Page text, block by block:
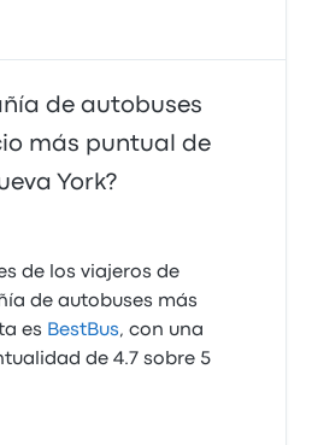
de autobuses
más puntual de
York?
de los viajeros de
de autobuses más
es BestBus, con una
de 4.7 sobre 5